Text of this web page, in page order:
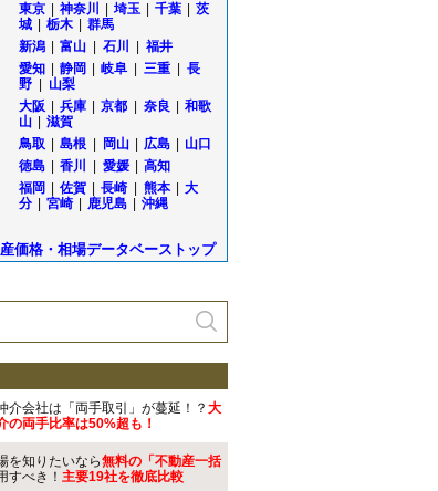
東京 神奈川 埼玉 千葉
茨
城
栃木 群馬
新潟 富山 石川 福井
愛知 静岡 岐阜 三重
長
野
山梨
大阪 兵庫 京都 奈良
和歌
山
滋賀
鳥取 島根 岡山 広島 山口
徳島 香川 愛媛 高知
福岡 佐賀 長崎 熊本
大
分
宮崎 鹿児島 沖縄
価格・相場データベーストップ
介会社は「両手取引」が蔓延！？ 大
の両手比率は50%超も！
を知りたいなら無料の「不動産一括
すべき！ 主要19社を徹底比較